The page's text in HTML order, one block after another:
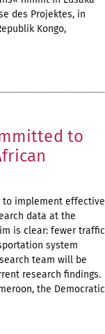
des Projektes, in
Kongo,
to
to implement effective
data at the
is clear: fewer traffic
system
team will be
research findings.
the Democratic